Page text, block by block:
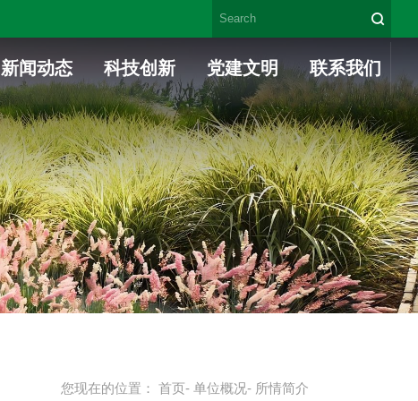
新闻动态 科技创新 党建文明 联系我们
您现在的位置： 首页- 单位概况- 所情简介